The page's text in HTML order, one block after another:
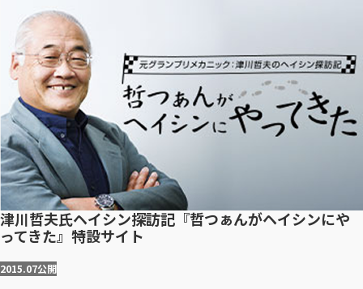
津川哲夫氏ヘイシン探訪記『哲つぁんがヘイシンにや
ってきた』特設サイト
2015.07公開